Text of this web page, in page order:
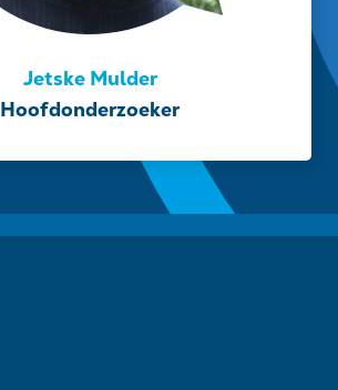
Jetske Mulder
Hoofdonderzoeker